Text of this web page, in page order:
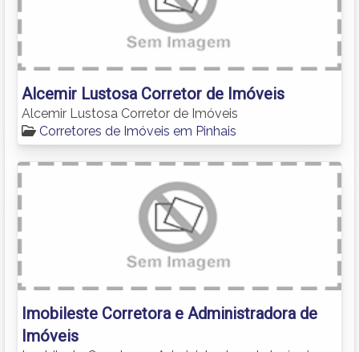
Alcemir Lustosa Corretor de Imóveis
Alcemir Lustosa Corretor de Imóveis
Corretores de Imóveis em Pinhais
Imobileste Corretora e Administradora de
Imóveis